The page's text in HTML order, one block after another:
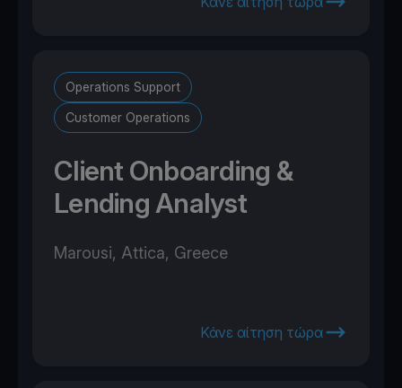
Operations Support
Customer Operations
Client Onboarding &
Lending Analyst
Marousi, Attica, Greece
Κάνε αίτηση τώρα